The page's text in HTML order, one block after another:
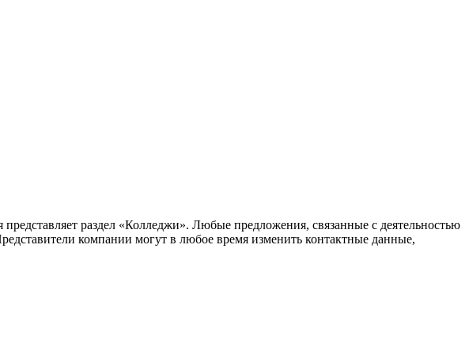
раздел «Колледжи». Любые предложения, связанные с деятельностью
компании могут в любое время изменить контактные данные,